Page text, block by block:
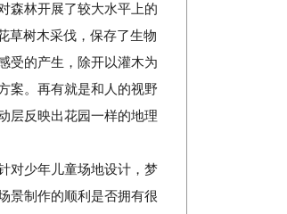
森林开展了较大水平上的
草树木采伐，保存了生物
受的产生，除开以灌木为
案。再有就是和人的视野
层反映出花园一样的地理
对少年儿童场地设计，梦
景制作的顺利是否拥有很